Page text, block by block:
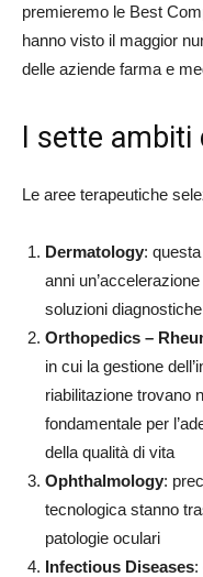
premieremo le Best
hanno visto il maggior
delle aziende farma e
I sette ambiti
Le aree terapeutiche
Dermatology:
anni
soluzioni
Orthopedics –
in cui la gestione
riabilitazione trovano
fondamentale per
della qualità di vita
Ophthalmology:
tecnologica stanno
patologie oculari
Infectious Diseases: